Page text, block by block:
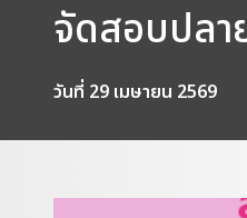
จัดสอบปลา
วันที่ 29 เมษายน 2569